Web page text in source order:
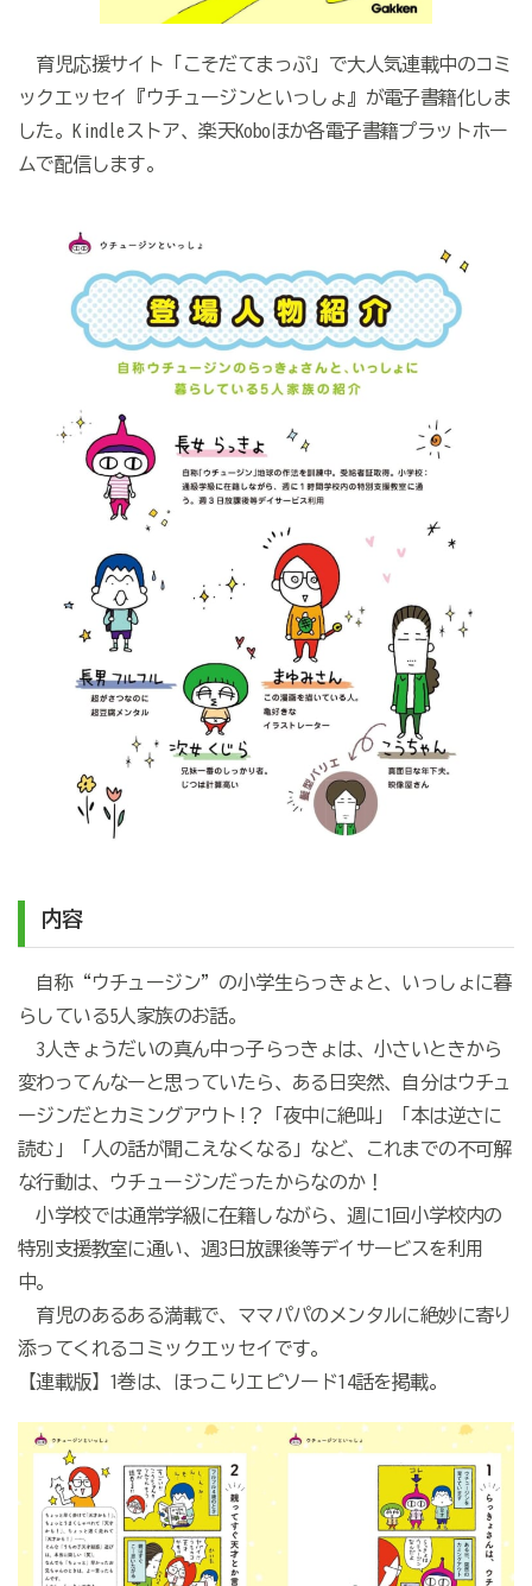
育児応援サイト「こそだてまっぷ」で大人気連載中のコミ
ックエッセイ『ウチュージンといっしょ』が電子書籍化しま
した。Kindleストア、楽天Koboほか各電子書籍プラットホー
ムで配信します。
内容
自称“ウチュージン”の小学生らっきょと、いっしょに暮
らしている5人家族のお話。
3人きょうだいの真ん中っ子らっきょは、小さいときから
変わってんなーと思っていたら、ある日突然、自分はウチュ
ージンだとカミングアウト!？「夜中に絶叫」「本は逆さに
読む」「人の話が聞こえなくなる」など、これまでの不可解
な行動は、ウチュージンだったからなのか！
小学校では通常学級に在籍しながら、週に1回小学校内の
特別支援教室に通い、週3日放課後等デイサービスを利用
中。
育児のあるある満載で、ママパパのメンタルに絶妙に寄り
添ってくれるコミックエッセイです。
【連載版】1巻は、ほっこりエピソード14話を掲載。